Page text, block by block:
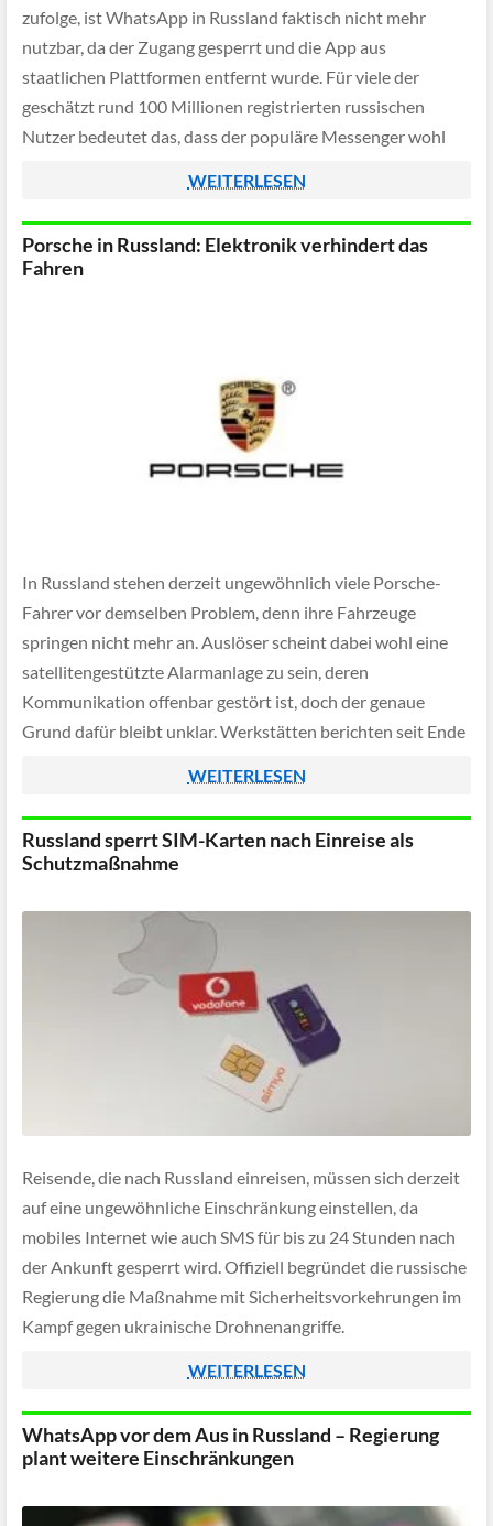
zufolge, ist WhatsApp in Russland faktisch nicht mehr
nutzbar, da der Zugang gesperrt und die App aus
staatlichen Plattformen entfernt wurde. Für viele der
geschätzt rund 100 Millionen registrierten russischen
Nutzer bedeutet das, dass der populäre Messenger wohl
WEITERLESEN
Porsche in Russland: Elektronik verhindert das
Fahren
In Russland stehen derzeit ungewöhnlich viele Porsche-
Fahrer vor demselben Problem, denn ihre Fahrzeuge
springen nicht mehr an. Auslöser scheint dabei wohl eine
satellitengestützte Alarmanlage zu sein, deren
Kommunikation offenbar gestört ist, doch der genaue
Grund dafür bleibt unklar. Werkstätten berichten seit Ende
Modelle und teils helfen nur provisorische […]
WEITERLESEN
Russland sperrt SIM-Karten nach Einreise als
Schutzmaßnahme
Reisende, die nach Russland einreisen, müssen sich derzeit
auf eine ungewöhnliche Einschränkung einstellen, da
mobiles Internet wie auch SMS für bis zu 24 Stunden nach
der Ankunft gesperrt wird. Offiziell begründet die russische
Regierung die Maßnahme mit Sicherheitsvorkehrungen im
Kampf gegen ukrainische Drohnenangriffe.
WEITERLESEN
WhatsApp vor dem Aus in Russland – Regierung
plant weitere Einschränkungen